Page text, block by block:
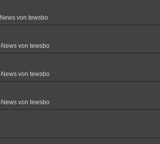
von tewsbo
von tewsbo
von tewsbo
von tewsbo